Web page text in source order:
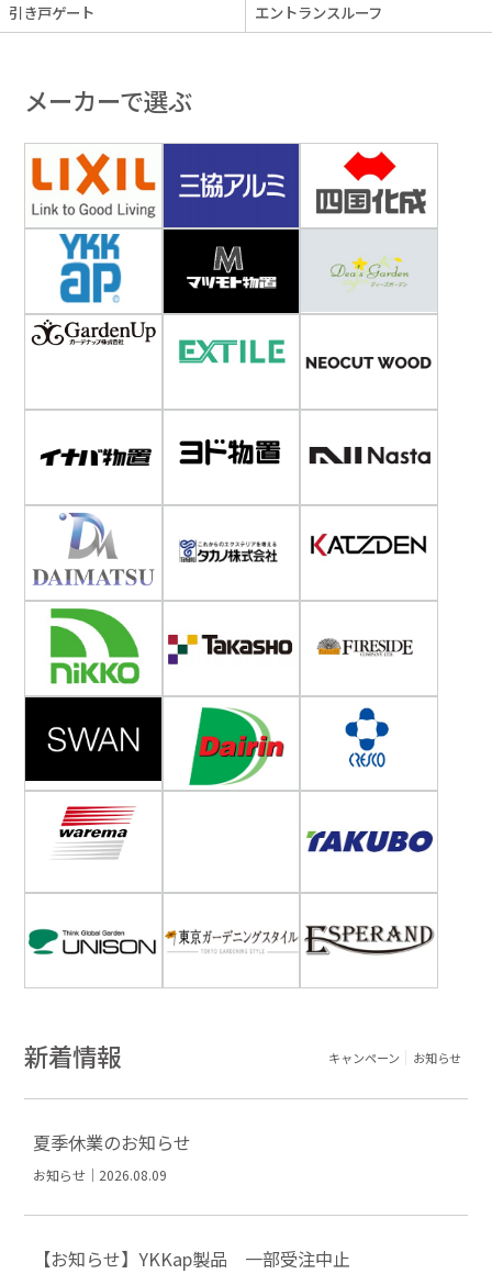
引き戸ゲート エントランスルーフ
メーカーで選ぶ
新着情報 キャンペーン お知らせ
夏季休業のお知らせ
お知らせ｜2026.08.09
【お知らせ】YKKap製品 一部受注中止